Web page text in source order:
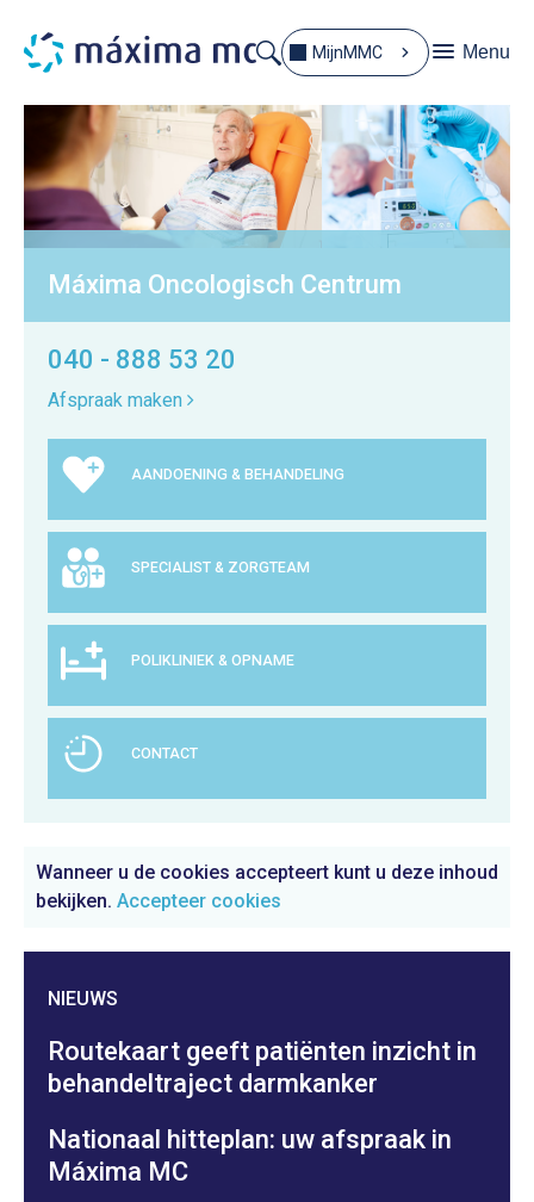
MijnMMC Menu
Máxima Oncologisch Centrum
040 - 888 53 20
Afspraak maken
AANDOENING & BEHANDELING
SPECIALIST & ZORGTEAM
POLIKLINIEK & OPNAME
CONTACT
Wanneer u de cookies accepteert kunt u deze inhoud
bekijken. Accepteer cookies
NIEUWS
Routekaart geeft patiënten inzicht in
behandeltraject darmkanker
Nationaal hitteplan: uw afspraak in
Máxima MC